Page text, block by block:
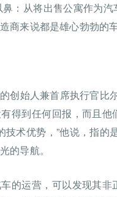
：从将出售公寓作为
商来说都是雄心勃勃的车
创始人兼首席执行官比
得到任何回报，而且
技术优势，”他说，指
的导航。
的运营，可以发现其